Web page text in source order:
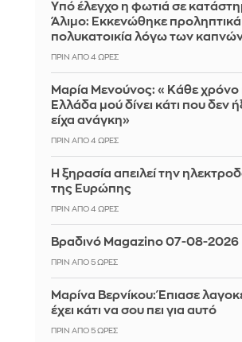
Yπό έλεγχο η φωτιά σε
Άλιμο: Εκκενώθηκε προληπτικά
πολυκατοικία λόγω των
ΠΡΙΝ ΑΠΌ 4 ΏΡΕΣ
Μαρία Μενούνος: «Κάθε χρόνο
Ελλάδα μού δίνει κάτι που δεν
είχα ανάγκη»
ΠΡΙΝ ΑΠΌ 4 ΏΡΕΣ
Η ξηρασία απειλεί την
της Ευρώπης
ΠΡΙΝ ΑΠΌ 4 ΏΡΕΣ
Βραδινό Magazino 07-08-2026
ΠΡΙΝ ΑΠΌ 5 ΏΡΕΣ
Μαρίνα Βερνίκου: Έπιασε
έχει κάτι να σου πει για αυτό
ΠΡΙΝ ΑΠΌ 5 ΏΡΕΣ